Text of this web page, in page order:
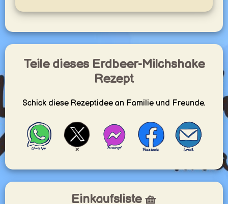
Teile dieses Erdbeer-Milchshake
Rezept
Schick diese Rezeptidee an Familie und Freunde.
Einkaufsliste 🧺